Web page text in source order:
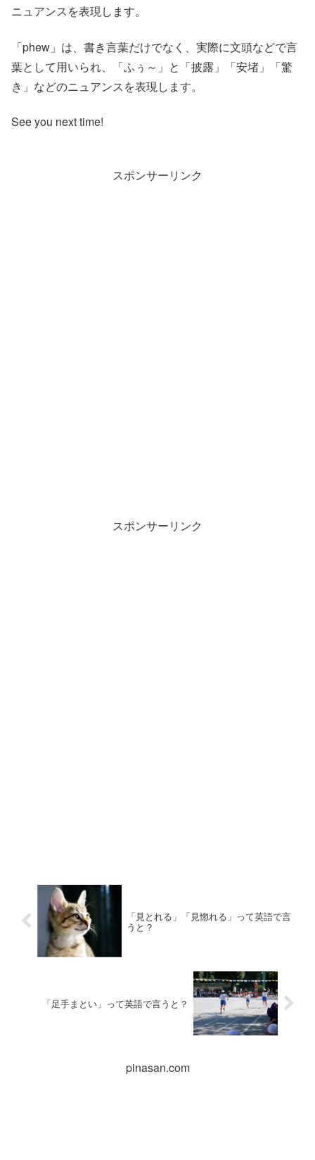
ニュアンスを表現します。
「phew」は、書き言葉だけでなく、実際に文頭などで言
葉として用いられ、「ふぅ～」と「披露」「安堵」「驚
き」などのニュアンスを表現します。
See you next time!
スポンサーリンク
スポンサーリンク
「見とれる」「見惚れる」って英語で言
うと？
「足手まとい」って英語で言うと？
pinasan.com